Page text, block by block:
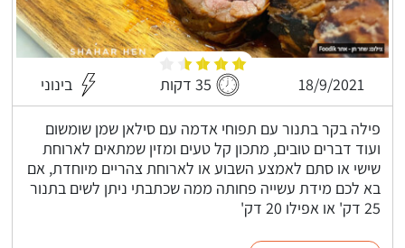
18/9/2021 35 דקות בינוני
פילה בקר בתנור עם תפוחי אדמה עם סילאן שמן שומשום
ועוד דברים טובים, מתכון קל טעים ומזין שמתאים לארוחת
שישי או סתם לאמצע השבוע או לארוחת צהריים מיוחדת, אם
בא לכם מידת עשייה פחותה ממה שכתבתי ניתן לשים בתנור
25 דק' או אפילו 20 דק'